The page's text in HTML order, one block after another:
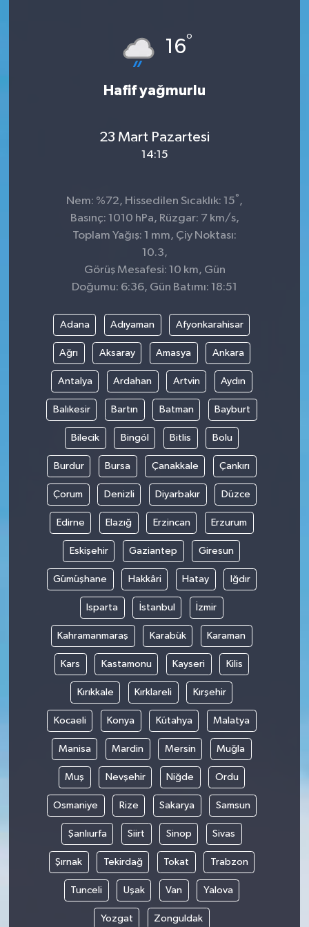
16°
Hafif yağmurlu
23 Mart Pazartesi
14:15
Nem: %72, Hissedilen Sıcaklık: 15° ,
Basınç: 1010 hPa, Rüzgar: 7 km/s,
Toplam Yağış: 1 mm, Çiy Noktası:
10.3,
Görüş Mesafesi: 10 km, Gün
Doğumu: 6:36, Gün Batımı: 18:51
Adana Adıyaman Afyonkarahisar
Ağrı Aksaray Amasya Ankara
Antalya Ardahan Artvin Aydın
Balıkesir Bartın Batman Bayburt
Bilecik Bingöl Bitlis Bolu
Burdur Bursa Çanakkale Çankırı
Çorum Denizli Diyarbakır Düzce
Edirne Elazığ Erzincan Erzurum
Eskişehir Gaziantep Giresun
Gümüşhane Hakkâri Hatay Iğdır
Isparta İstanbul İzmir
Kahramanmaraş Karabük Karaman
Kars Kastamonu Kayseri Kilis
Kırıkkale Kırklareli Kırşehir
Kocaeli Konya Kütahya Malatya
Manisa Mardin Mersin Muğla
Muş Nevşehir Niğde Ordu
Osmaniye Rize Sakarya Samsun
Şanlıurfa Siirt Sinop Sivas
Şırnak Tekirdağ Tokat Trabzon
Tunceli Uşak Van Yalova
Yozgat Zonguldak
SİVİL TOPLUM
SOSYAL YAŞAM
ULUSAL HABERLER